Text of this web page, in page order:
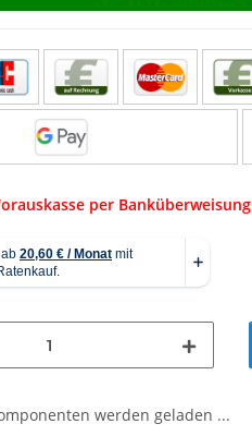
per Banküberweisung
werden geladen ...